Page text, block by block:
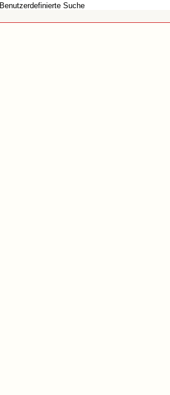
Benutzerdefinierte Suche